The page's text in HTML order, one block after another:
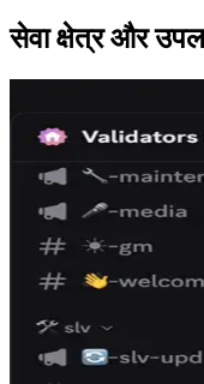
सेवा क्षेत्र और